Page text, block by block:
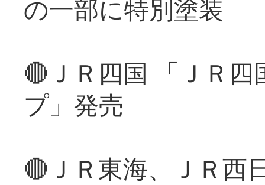
の一部に特別塗装
🔴ＪＲ四国 「ＪＲ
プ」発売
🔴ＪＲ東海、ＪＲ西